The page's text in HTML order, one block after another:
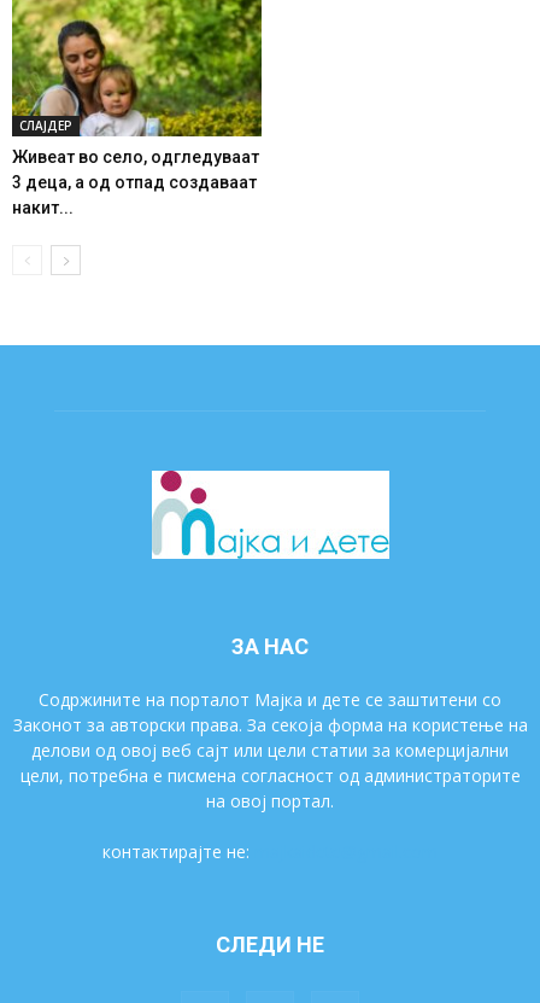
СЛАЈДЕР
Живеат во село, одгледуваат
3 деца, а од отпад создаваат
накит...
ЗА НАС
Содржините на порталот Мајка и дете се заштитени со
Законот за авторски права. За секоја форма на користење на
делови од овој веб сајт или цели статии за комерцијални
цели, потребна е писмена согласност од администраторите
на овој портал.
контактирајте не:
СЛЕДИ НЕ